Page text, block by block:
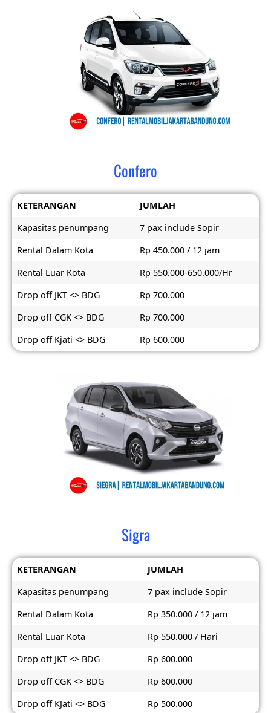
Confero
KETERANGAN
JUMLAH
Kapasitas penumpang
7 pax include Sopir
Rental Dalam Kota
Rp 450.000 / 12 jam
Rental Luar Kota
Rp 550.000-650.000/Hr
Drop off JKT <> BDG
Rp 700.000
Drop off CGK <> BDG
Rp 700.000
Drop off Kjati <> BDG
Rp 600.000
Sigra
KETERANGAN
JUMLAH
Kapasitas penumpang
7 pax include Sopir
Rental Dalam Kota
Rp 350.000 / 12 jam
Rental Luar Kota
Rp 550.000 / Hari
Drop off JKT <> BDG
Rp 600.000
Drop off CGK <> BDG
Rp 600.000
Drop off KJati <> BDG
Rp 500.000